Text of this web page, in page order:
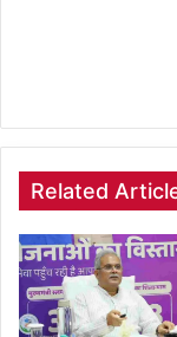
Related